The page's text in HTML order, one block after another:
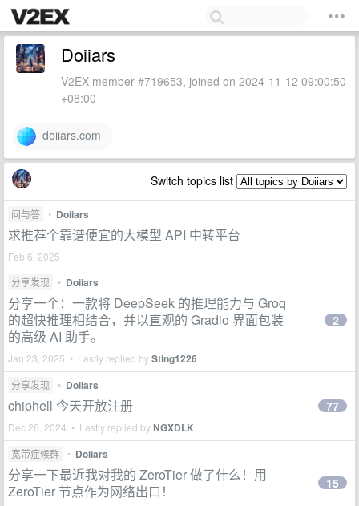
Doiiars
V2EX member #719653, joined on 2024-11-12 09:00:50
+08:00
doiiars.com
Switch topics list
问与答 • Doiiars
求推荐个靠谱便宜的大模型 API 中转平台
Feb 6, 2025
分享发现
• Doiiars
分享一个：一款将 DeepSeek 的推理能力与 Groq
的超快推理相结合，并以直观的 Gradio 界面包装
的高级 AI 助手。
Jan 23, 2025 • Lastly replied bySting1226
2
分享发现 • Doiiars
chiphell 今天开放注册
Dec 26, 2024 • Lastly replied byNGXDLK
77
宽带症候群 • Doiiars
分享一下最近我对我的 ZeroTier 做了什么！用
ZeroTier 节点作为网络出口！
15